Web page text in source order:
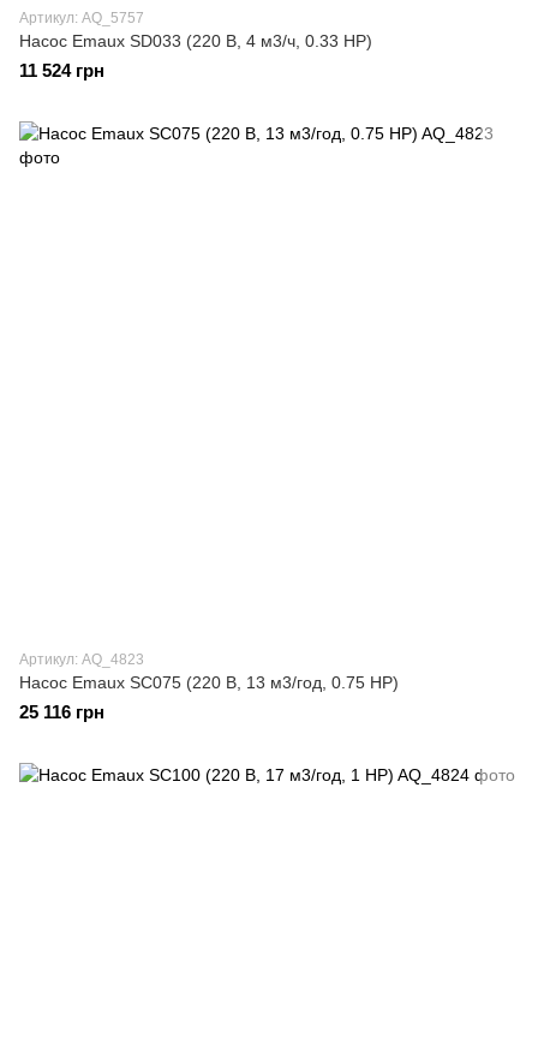
Артикул: AQ_5757
Насос Emaux SD033 (220 В, 4 м3/ч, 0.33 HP)
11 524 грн
Артикул: AQ_4823
Насос Emaux SC075 (220 В, 13 м3/год, 0.75 HP)
25 116 грн